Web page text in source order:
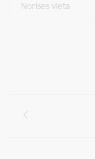
Norises vieta